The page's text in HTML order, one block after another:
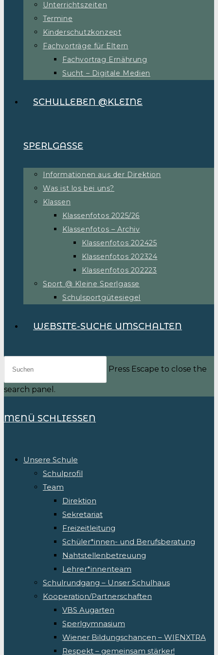
Unterrichtszeiten
Termine
Kinderschutzkonzept
Fachvorträge für Eltern
Fachvortrag Ernährung
Sucht – Digitale Medien
SCHULLEBEN @KLEINE
SPERLGASSE
Informationen aus der Direktion
Was ist los bei uns?
Klassen
Klassenfotos 2025/26
Klassenfotos – Archiv
Klassenfotos 202425
Klassenfotos 202324
Klassenfotos 202223
Sport @ Kleine Sperlgasse
Schulsportgütesiegel
WEBSITE-SUCHE UMSCHALTEN
Press Escape to close the
search panel.
MENÜ SCHLIESSEN
Unsere Schule
Schulprofil
Team
Direktion
Sekretariat
Freizeitleitung
Schüler*innen- und Berufsberatung
Nahtstellenbetreuung
Lehrer*innenteam
Schulrundgang – Unser Schulhaus
Kooperation/Partnerschaften
VBS Augarten
Sperlgymnasium
Wiener Bildungschancen – WIENXTRA
Respekt – gemeinsam stärker!